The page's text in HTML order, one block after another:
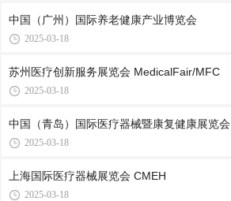
中国（广州）国际养老健康产业博览会
2025-03-18
苏州医疗创新服务展览会 MedicalFair/MFC
2025-03-18
中国（青岛）国际医疗器械暨康复健康展览会
2025-03-18
上海国际医疗器械展览会 CMEH
2025-03-18